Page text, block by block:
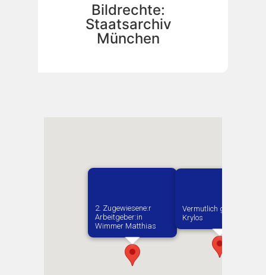
Bildrechte:
Staatsarchiv
München
Vermutlich geboren in
Krylos
2. Zugewiesene:r
Arbeitgeber:in​
Wimmer Matthias